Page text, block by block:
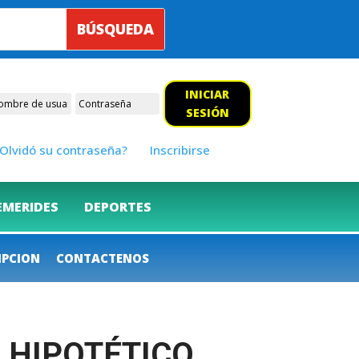
INICIAR
SESIÓN
su contraseña? Inscribirse
DEPORTES
CONTACTENOS